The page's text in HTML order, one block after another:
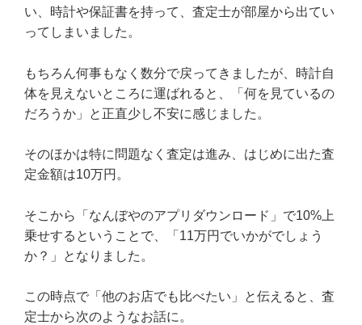
い、時計や保証書を持って、査定士が部屋から出てい
ってしまいました。
もちろん何事もなく数分で戻ってきましたが、時計自
体を見えないところに運ばれると、「何を見ているの
だろうか」と正直少し不安に感じました。
そのほかは特に問題なく査定は進み、はじめに出た査
定金額は10万円。
そこから「なんぼやのアプリダウンロード」で10%上
乗せするということで、「11万円でいかがでしょう
か？」となりました。
この時点で「他のお店でも比べたい」と伝えると、査
定士から次のようなお話に。